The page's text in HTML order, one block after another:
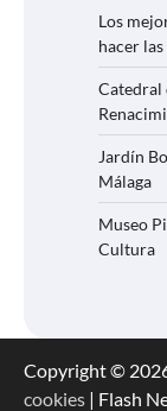
Los
hacer
Catedral
Jardín
Málaga
Museo
Cultura
Copyright ©
cookies | Flash